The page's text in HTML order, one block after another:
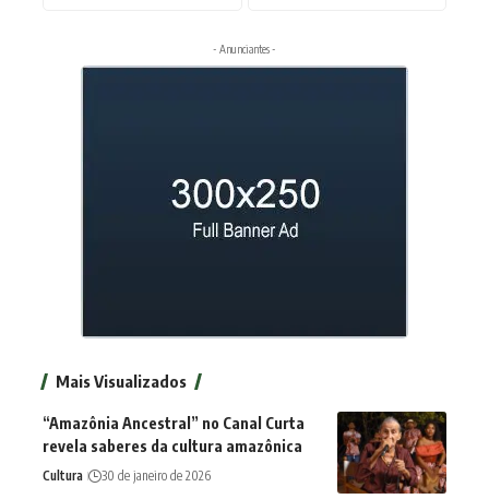
- Anunciantes -
Mais Visualizados
“Amazônia Ancestral” no Canal Curta
revela saberes da cultura amazônica
Cultura 30 de janeiro de 2026